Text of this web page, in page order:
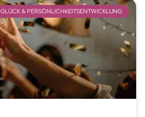
GLÜCK & PERSÖNLICHKEITSENTWICKLUNG